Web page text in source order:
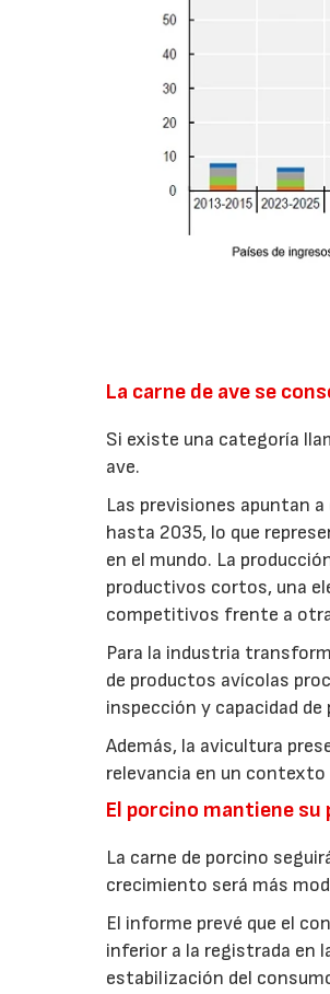
La carne de ave se
Si existe una categoría
ave.
Las previsiones apuntan
hasta 2035, lo que
en el mundo. La
productivos cortos, una
competitivos frente a
Para la industria
de productos avícolas
inspección y capacidad de
Además, la avicultura
relevancia en un
El porcino mantiene
La carne de porcino
crecimiento será más
El informe prevé que el
inferior a la registrada en
estabilización del